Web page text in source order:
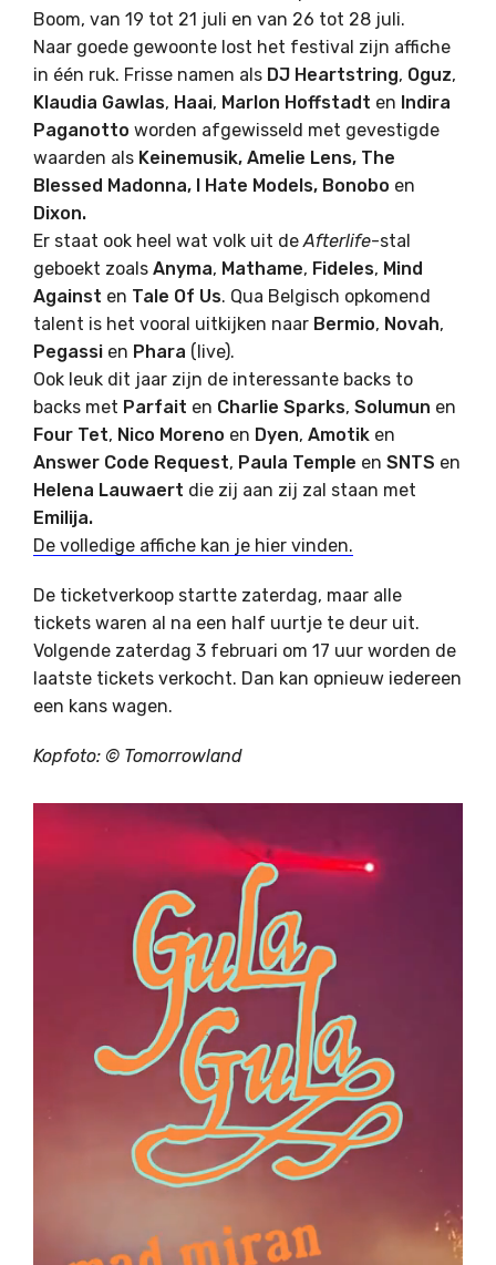
Boom, van 19 tot 21 juli en van 26 tot 28 juli.
Naar goede gewoonte lost het festival zijn affiche
in één ruk. Frisse namen als DJ Heartstring, Oguz,
Klaudia Gawlas, Haai, Marlon Hoffstadt en Indira
Paganotto worden afgewisseld met gevestigde
waarden als Keinemusik, Amelie Lens, The
Blessed Madonna, I Hate Models, Bonobo en
Dixon.
Er staat ook heel wat volk uit deAfterlife-stal
geboekt zoals Anyma, Mathame, Fideles, Mind
Against en Tale Of Us. Qua Belgisch opkomend
talent is het vooral uitkijken naar Bermio, Novah,
Pegassi en Phara (live).
Ook leuk dit jaar zijn de interessante backs to
backs met Parfait en Charlie Sparks, Solumun en
Four Tet, Nico Moreno en Dyen, Amotik en
Answer Code Request, Paula Temple en SNTS en
Helena Lauwaert die zij aan zij zal staan met
Emilija.
De volledige affiche kan je hier vinden.
De ticketverkoop startte zaterdag, maar alle
tickets waren al na een half uurtje te deur uit.
Volgende zaterdag 3 februari om 17 uur worden de
laatste tickets verkocht. Dan kan opnieuw iedereen
een kans wagen.
Kopfoto: © Tomorrowland